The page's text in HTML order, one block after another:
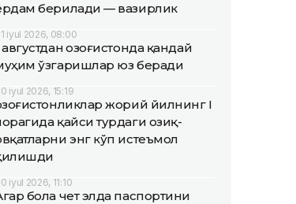
берилади — вазирлик
iyul 2026, 08:00
августдан Қозоғистонда қандай
ўзгаришлар юз беради
iyul 2026, 15:19
жорий йилнинг I
қайси турдаги озиқ-
энг кўп истеъмол
iyul 2026, 11:10
бола чет элда паспортини